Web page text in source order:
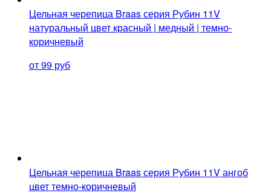
Цельная черепица Braas серия Рубин 11V
натуральный цвет красный | медный | темно-
коричневый
от 99 руб
Цельная черепица Braas серия Рубин 11V ангоб
цвет темно-коричневый